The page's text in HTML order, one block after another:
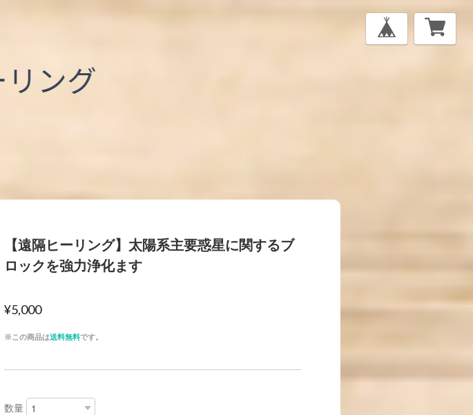
【遠隔ヒーリング】太陽系主要惑星に関するブ
ロックを強力浄化ます
¥5,000
※この商品は送料無料です。
数量